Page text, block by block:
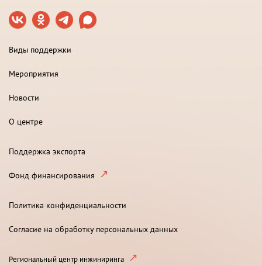
Виды поддержки
Мероприятия
Новости
О центре
Поддержка экспорта
Фонд финансирования
Политика конфиденциальности
Согласие на обработку персональных данных
Региональный центр инжиниринга